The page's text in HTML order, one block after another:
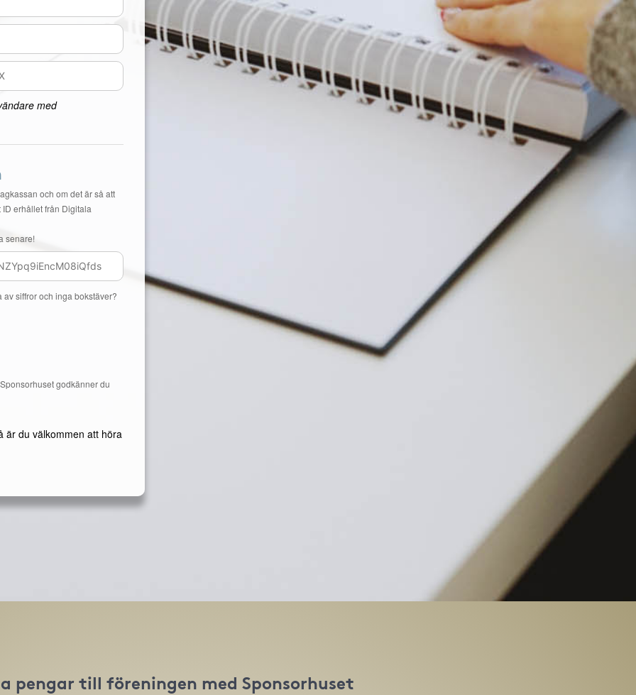
med
och om det är så att
erhållet från Digitala
senare!
siffror och inga bokstäver?
godkänner du
är du välkommen att höra
pengar till föreningen med Sponsorhuset